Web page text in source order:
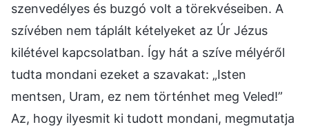
szenvedélyes és buzgó volt a törekvéseiben. A
szívében nem táplált kételyeket az Úr Jézus
kilétével kapcsolatban. Így hát a szíve mélyéről
tudta mondani ezeket a szavakat: „Isten
mentsen, Uram, ez nem történhet meg Veled!”
Az, hogy ilyesmit ki tudott mondani, megmutatja